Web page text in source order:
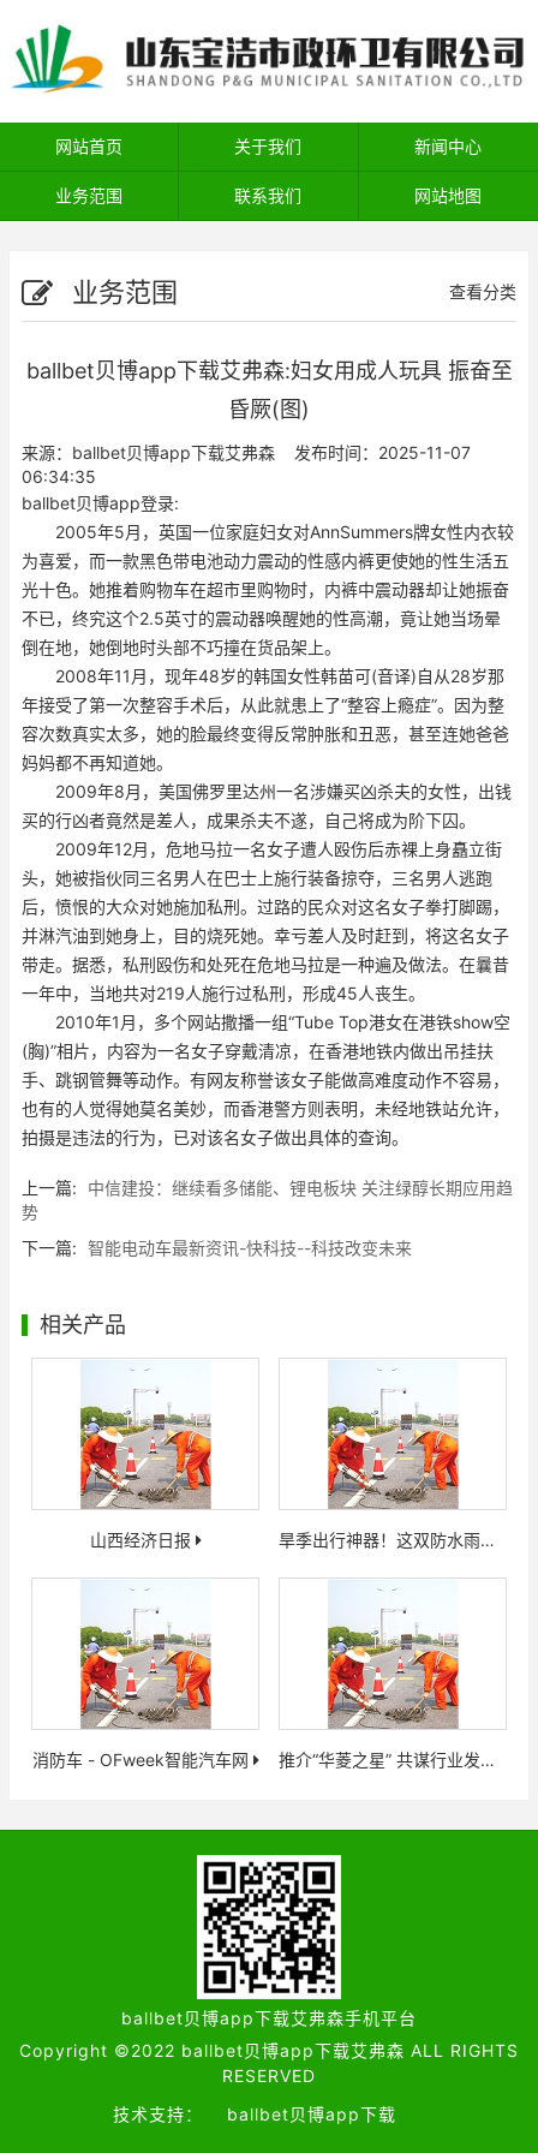
网站首页 关于我们 新闻中心
业务范围 联系我们 网站地图
业务范围 查看分类
ballbet贝博app下载艾弗森:妇女用成人玩具 振奋至
昏厥(图)
来源： ballbet贝博app下载艾弗森 发布时间：2025-11-07
06:34:35
ballbet贝博app登录:
2005年5月，英国一位家庭妇女对AnnSummers牌女性内衣较
为喜爱，而一款黑色带电池动力震动的性感内裤更使她的性生活五
光十色。她推着购物车在超市里购物时，内裤中震动器却让她振奋
不已，终究这个2.5英寸的震动器唤醒她的性高潮，竟让她当场晕
倒在地，她倒地时头部不巧撞在货品架上。
2008年11月，现年48岁的韩国女性韩苗可(音译)自从28岁那
年接受了第一次整容手术后，从此就患上了“整容上瘾症”。因为整
容次数真实太多，她的脸最终变得反常肿胀和丑恶，甚至连她爸爸
妈妈都不再知道她。
2009年8月，美国佛罗里达州一名涉嫌买凶杀夫的女性，出钱
买的行凶者竟然是差人，成果杀夫不遂，自己将成为阶下囚。
2009年12月，危地马拉一名女子遭人殴伤后赤裸上身矗立街
头，她被指伙同三名男人在巴士上施行装备掠夺，三名男人逃跑
后，愤恨的大众对她施加私刑。过路的民众对这名女子拳打脚踢，
并淋汽油到她身上，目的烧死她。幸亏差人及时赶到，将这名女子
带走。据悉，私刑殴伤和处死在危地马拉是一种遍及做法。在曩昔
一年中，当地共对219人施行过私刑，形成45人丧生。
2010年1月，多个网站撒播一组“Tube Top港女在港铁show空
(胸)”相片，内容为一名女子穿戴清凉，在香港地铁内做出吊挂扶
手、跳钢管舞等动作。有网友称誉该女子能做高难度动作不容易，
也有的人觉得她莫名美妙，而香港警方则表明，未经地铁站允许，
拍摄是违法的行为，已对该名女子做出具体的查询。
上一篇:
中信建投：继续看多储能、锂电板块 关注绿醇长期应用趋
势
下一篇: 智能电动车最新资讯-快科技--科技改变未来
相关产品
山西经济日报 旱季出行神器！这双防水雨鞋套让你离别湿鞋为难
消防车 - OFweek智能汽车网 推介“华菱之星” 共谋行业发展
ballbet贝博app下载艾弗森手机平台
Copyright ©2022 ballbet贝博app下载艾弗森 ALL RIGHTS
RESERVED
技术支持：
ballbet贝博app下载